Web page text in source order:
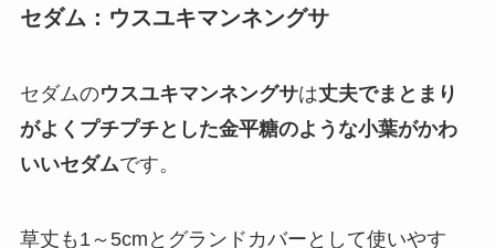
セダム：ウスユキマンネングサ
セダムのウスユキマンネングサは丈夫でまとまり
がよくプチプチとした金平糖のような小葉がかわ
いいセダムです。
草丈も1～5cmとグランドカバーとして使いやす